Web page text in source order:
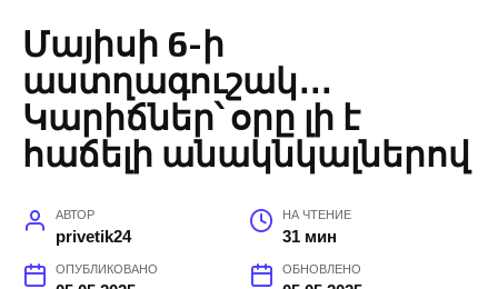
Մայիսի 6-ի
աստղագուշակ․․․
Կարիճներ՝ օրը լի է
հաճելի անակնկալներով
АВТОР
privetik24
НА ЧТЕНИЕ
31 мин
ОПУБЛИКОВАНО ОБНОВЛЕНО